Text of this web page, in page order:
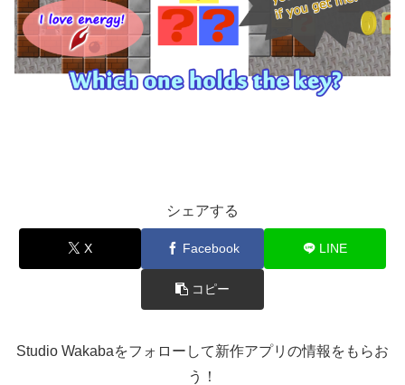
シェアする
X Facebook LINE
コピー
Studio Wakabaをフォローして新作アプリの情報をもらお
う！